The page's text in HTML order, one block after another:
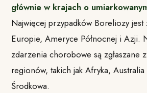
głównie w krajach o
Najwięcej przypadków Boreliozy jest
Europie, Ameryce Północnej i Azji.
zdarzenia chorobowe są zgłaszane
regionów, takich jak Afryka,
Środkowa.